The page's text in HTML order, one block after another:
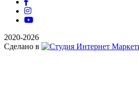
2020-2026
Сделано в